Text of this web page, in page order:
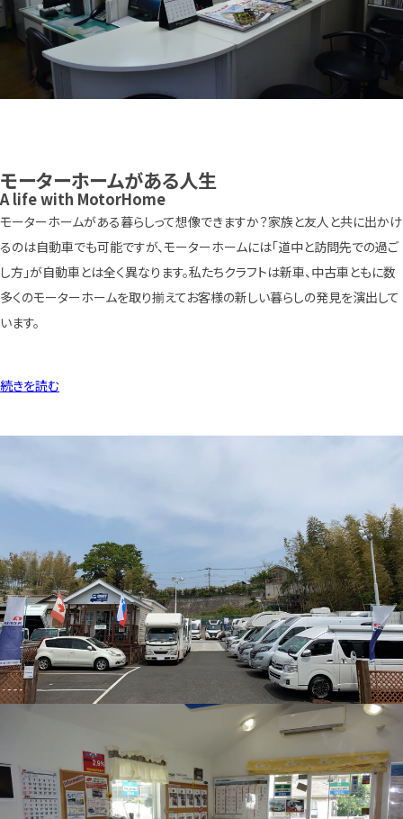
モーターホームがある人生
A life with MotorHome
モーターホームがある暮らしって想像できますか？家族と友人と共に出かけ
るのは自動車でも可能ですが、モーターホームには「道中と訪問先での過ご
し方」が自動車とは全く異なります。私たちクラフトは新車、中古車ともに数
多くのモーターホームを取り揃えてお客様の新しい暮らしの発見を演出して
います。
続きを読む